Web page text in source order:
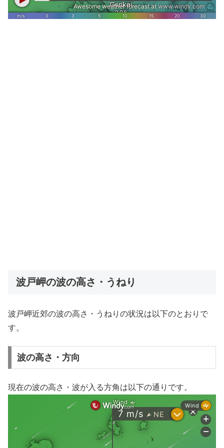
波戸岬の波の高さ・うねり
波戸岬近郊の波の高さ・うねりの状況は以下のとおりで
す。
波の高さ・方向
現在の波の高さ・波が入る方角は以下の通りです。